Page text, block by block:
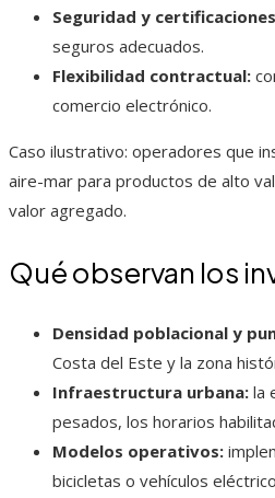
Seguridad y
seguros adecuados.
Flexibilidad contractual:
comercio electrónico.
Caso ilustrativo: operadores que
aire-mar para productos de alto
valor agregado.
Qué observan los
Densidad poblacional y
Costa del Este y la zona
Infraestructura urbana: la
pesados, los horarios
Modelos operativos:
bicicletas o vehículos